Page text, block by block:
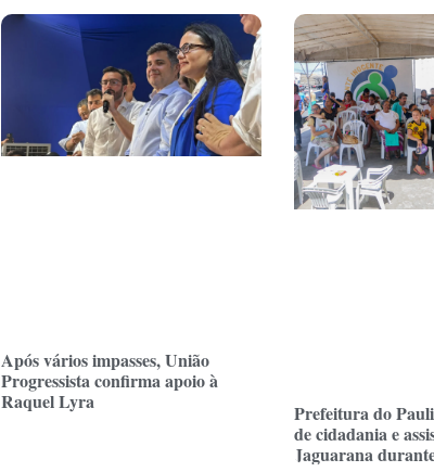
Após vários impasses, União
Progressista confirma apoio à
Raquel Lyra
Prefeitura do
de cidadania e
Jaguarana